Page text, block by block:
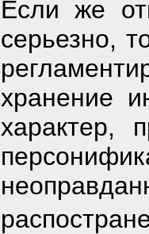
Если же
серьезно,
хранение
характер,